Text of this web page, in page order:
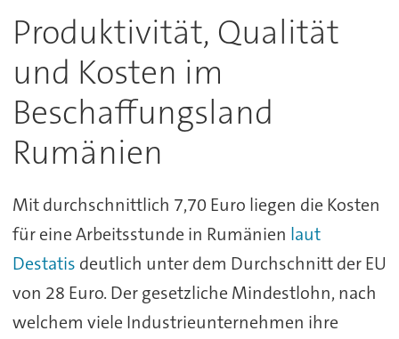
Produktivität, Qualität
und Kosten im
Beschaffungsland
Rumänien
Mit durchschnittlich 7,70 Euro liegen die Kosten
für eine Arbeitsstunde in Rumänien laut
Destatis deutlich unter dem Durchschnitt der EU
von 28 Euro. Der gesetzliche Mindestlohn, nach
welchem viele Industrieunternehmen ihre